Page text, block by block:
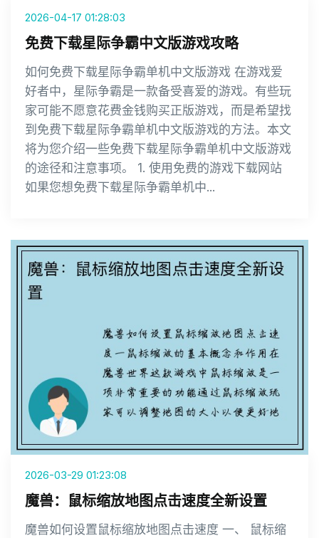
2026-04-17 01:28:03
免费下载星际争霸中文版游戏攻略
如何免费下载星际争霸单机中文版游戏 在游戏爱
好者中，星际争霸是一款备受喜爱的游戏。有些玩
家可能不愿意花费金钱购买正版游戏，而是希望找
到免费下载星际争霸单机中文版游戏的方法。本文
将为您介绍一些免费下载星际争霸单机中文版游戏
的途径和注意事项。 1. 使用免费的游戏下载网站
如果您想免费下载星际争霸单机中...
2026-03-29 01:23:08
魔兽：鼠标缩放地图点击速度全新设置
魔兽如何设置鼠标缩放地图点击速度 一、 鼠标缩